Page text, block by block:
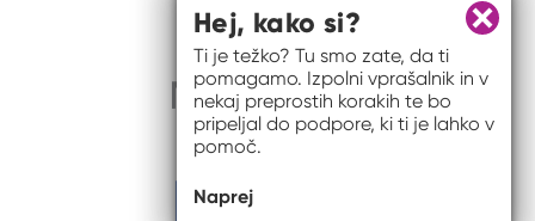
Zapri
Hej, kako si?
Ti je težko? Tu smo zate, da ti
pomagamo. Izpolni vprašalnik in v
nekaj preprostih korakih te bo
pripeljal do podpore, ki ti je lahko v
pomoč.
Naprej